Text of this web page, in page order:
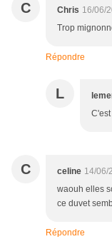
C Chris 16/06/
Trop
Répondre
L
C celine 14/06/
waouh elles
ce duvet
Répondre